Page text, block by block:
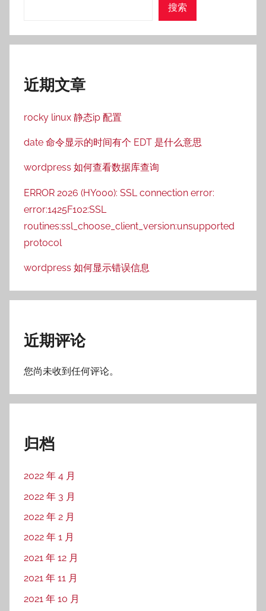
搜索
近期文章
rocky linux 静态ip 配置
date 命令显示的时间有个 EDT 是什么意思
wordpress 如何查看数据库查询
ERROR 2026 (HY000): SSL connection error:
error:1425F102:SSL
routines:ssl_choose_client_version:unsupported
protocol
wordpress 如何显示错误信息
近期评论
您尚未收到任何评论。
归档
2022 年 4 月
2022 年 3 月
2022 年 2 月
2022 年 1 月
2021 年 12 月
2021 年 11 月
2021 年 10 月